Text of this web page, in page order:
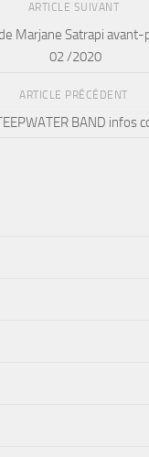
ARTICLE SUIVANT
Marjane Satrapi
02 /2020
ARTICLE PRÉCÉDENT
BAND infos